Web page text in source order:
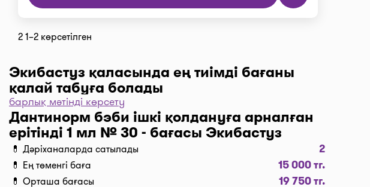
2 1–2 көрсетілген
Экибастуз қаласында ең тиімді бағаны
қалай табуға болады
Дәріханаларды баға бойынша іріктеу үшін “Сүзгі” түймесін,
одан әрі “Бағасы бойынша, 1… бастап …” және “Таңдау” деген
түймені басыңыз. Дәріханадағы ең төмен баға сіздің алдыңызда.
I-teka сервисінің көмегімен үнемдеңіз!
Жеткізу
барлық мәтінді көрсету
Дантинорм бэби ішкі қолдануға арналған
ерітінді 1 мл № 30 - бағасы Экибастуз
💊 Дәріханаларда сатылады 2
💊 Ең төменгі баға 15 000 тг.
💊 Орташа бағасы 19 750 тг.